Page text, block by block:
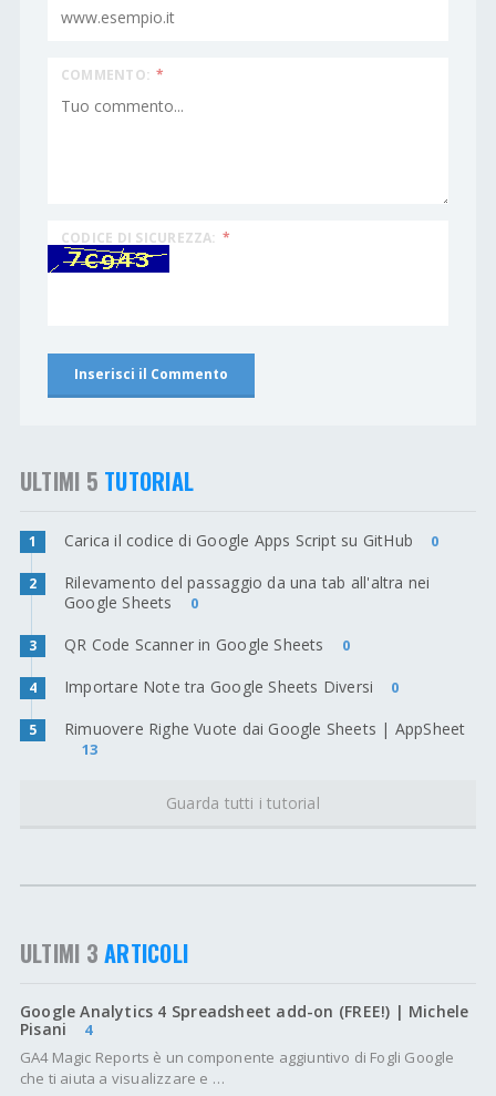
COMMENTO: *
CODICE DI SICUREZZA: *
ULTIMI 5 TUTORIAL
1 Carica il codice di Google Apps Script su GitHub 0
2
Rilevamento del passaggio da una tab all'altra nei
Google Sheets
0
3 QR Code Scanner in Google Sheets 0
4 Importare Note tra Google Sheets Diversi 0
5 Rimuovere Righe Vuote dai Google Sheets | AppSheet
13
Guarda tutti i tutorial
ULTIMI 3ARTICOLI
Google Analytics 4 Spreadsheet add-on (FREE!) | Michele
Pisani
4
GA4 Magic Reports è un componente aggiuntivo di Fogli Google
che ti aiuta a visualizzare e …